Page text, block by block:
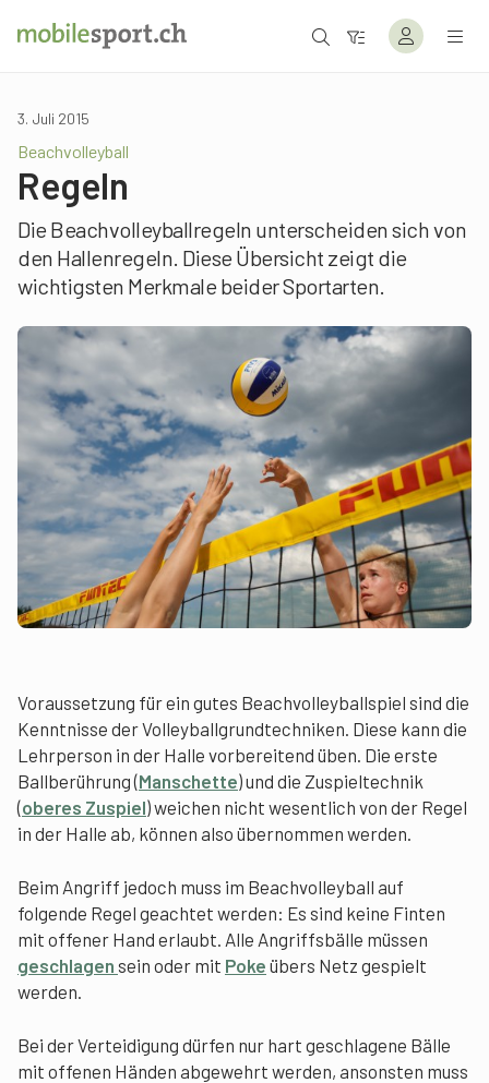
3. Juli 2015
Beachvolleyball
Regeln
Die Beachvolleyballregeln unterscheiden sich von
den Hallenregeln. Diese Übersicht zeigt die
wichtigsten Merkmale beider Sportarten.
Voraussetzung für ein gutes Beachvolleyballspiel sind die
Kenntnisse der Volleyballgrundtechniken. Diese kann die
Lehrperson in der Halle vorbereitend üben. Die erste
Ballberührung (Manschette) und die Zuspieltechnik
(oberes Zuspiel) weichen nicht wesentlich von der Regel
in der Halle ab, können also übernommen werden.
Beim Angriff jedoch muss im Beachvolleyball auf
folgende Regel geachtet werden: Es sind keine Finten
mit offener Hand erlaubt. Alle Angriffsbälle müssen
geschlagen sein oder mit Poke übers Netz gespielt
werden.
Bei der Verteidigung dürfen nur hart geschlagene Bälle
mit offenen Händen abgewehrt werden, ansonsten muss